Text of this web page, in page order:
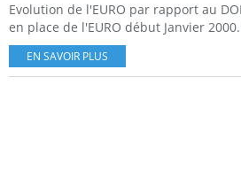
Evolution de l'EURO par rapport au
en place de l'EURO début Janvier
EN SAVOIR PLUS